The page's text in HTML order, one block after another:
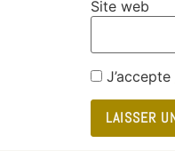
Site web
J’accepte